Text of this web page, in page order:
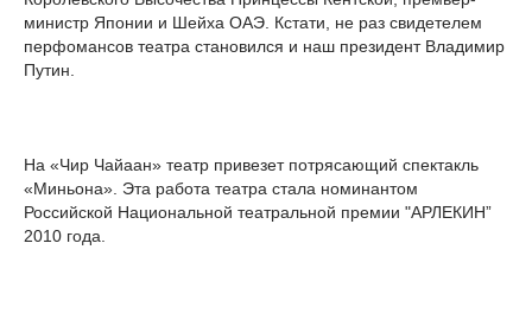
министр Японии и Шейха ОАЭ. Кстати, не раз свидетелем
перфомансов театра становился и наш президент Владимир
Путин.
На «Чир Чайаан» театр привезет потрясающий спектакль
«Миньона». Эта работа театра стала номинантом
Российской Национальной театральной премии "АРЛЕКИН”
2010 года.